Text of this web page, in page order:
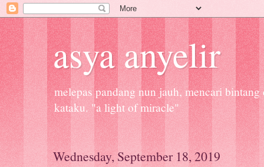
asya anyelir
melepas pandang nun jauh, mencari
kataku. "a light of miracle"
Wednesday, September 18, 2019